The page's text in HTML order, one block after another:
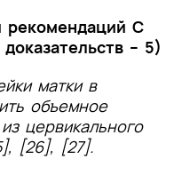
рекомендаций С
– 5)
матки в
объемное
цервикального
[26], [27].